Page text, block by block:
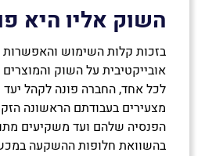
השוק אליו היא
בזכות קלות השימוש
אובייקטיבית על השוק
לכל אחד, החברה פונה לקהל יעד
מצעירים בעבודתם הראשונה
הפנסיה שלהם ועד משקיעים
בהשוואת חלופות ההשקעה